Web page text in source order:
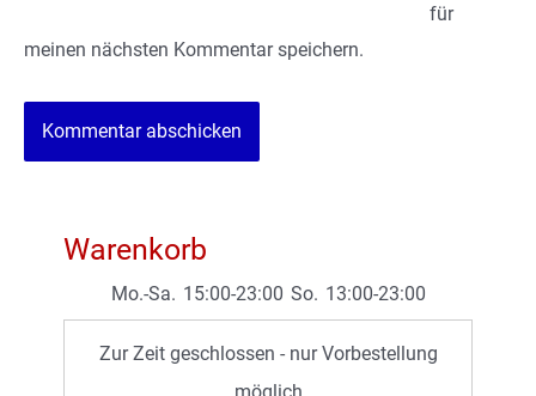
für
meinen nächsten Kommentar speichern.
Warenkorb
Mo.-Sa. 15:00-23:00 So. 13:00-23:00
Zur Zeit geschlossen - nur Vorbestellung